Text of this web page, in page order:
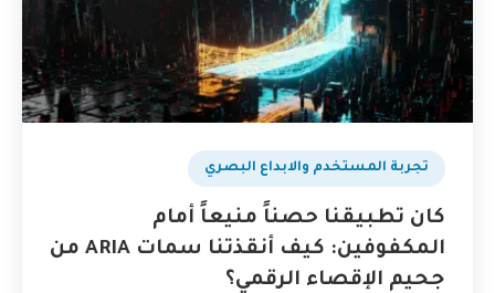
تجربة المستخدم والابداع البصري
كان تطبيقنا حصناً منيعاً أمام
المكفوفين: كيف أنقذتنا سمات ARIA من
جحيم الإقصاء الرقمي؟